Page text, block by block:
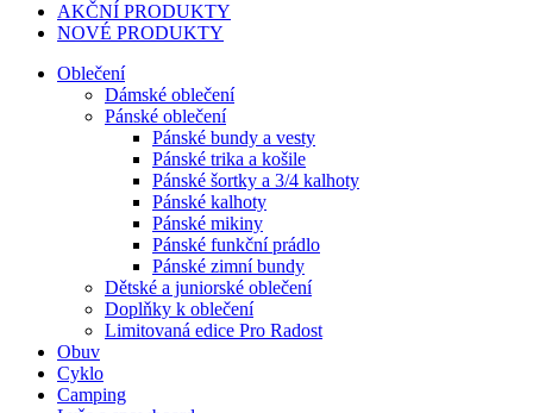
AKČNÍ PRODUKTY
NOVÉ PRODUKTY
Oblečení
Dámské oblečení
Pánské oblečení
Pánské bundy a vesty
Pánské trika a košile
Pánské šortky a 3/4 kalhoty
Pánské kalhoty
Pánské mikiny
Pánské funkční prádlo
Pánské zimní bundy
Dětské a juniorské oblečení
Doplňky k oblečení
Limitovaná edice Pro Radost
Obuv
Cyklo
Camping